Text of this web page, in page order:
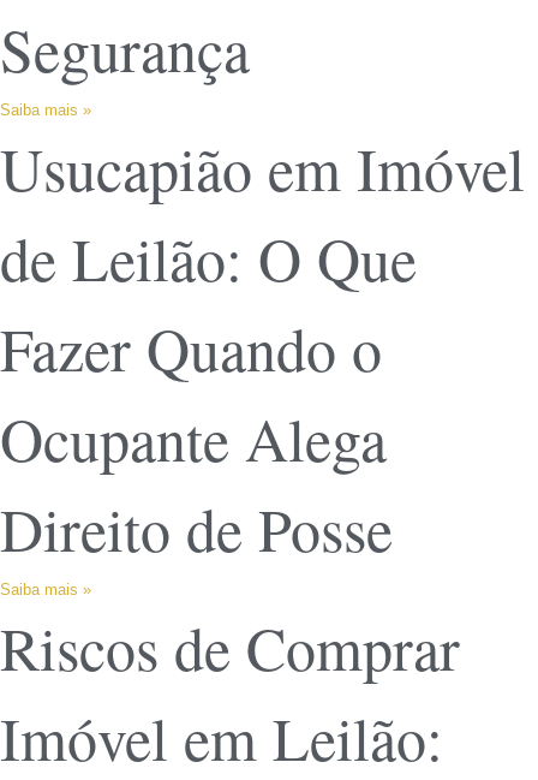
Segurança
Saiba mais »
Usucapião em Imóvel
de Leilão: O Que
Fazer Quando o
Ocupante Alega
Direito de Posse
Saiba mais »
Riscos de Comprar
Imóvel em Leilão: